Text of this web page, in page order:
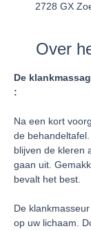
2728 GX
Over
De
:
Na een kort
de
blijven de kleren
gaan uit.
bevalt het best.
De
op uw lichaam.